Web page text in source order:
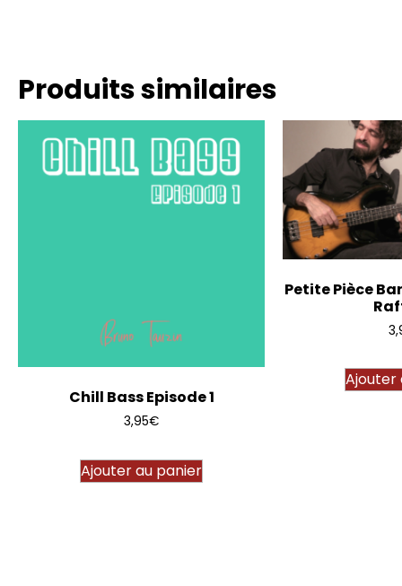
Produits similaires
Chill Bass Episode 1
3,95€
Ajouter au panier
Petite Pièce
Ajouter